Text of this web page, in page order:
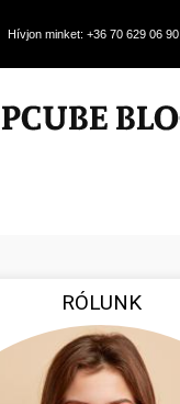
Hívjon minket: +36 70 629 06 90
RÓLUNK